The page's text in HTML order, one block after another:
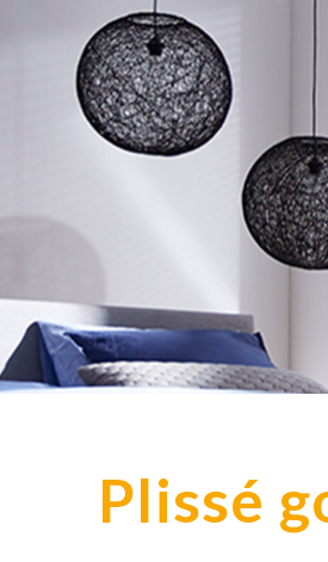
Plissé